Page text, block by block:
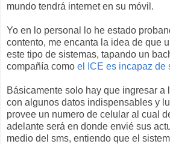
mundo tendrá internet en su móvil.
Yo en lo personal lo he estado
contento, me encanta la idea de que
este tipo de sistemas, tapando un
compañía como el ICE es incapaz de
Básicamente solo hay que ingresar a
con algunos datos indispensables y
provee un numero de celular al cual
adelante será en donde envié sus
medio del sms, entiendo que el